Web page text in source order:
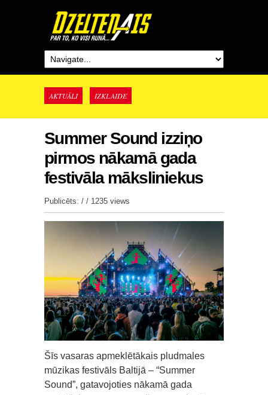
AKTUĀLI IZKLAIDE
Summer Sound izziņo
pirmos nākamā gada
festivāla māksliniekus
Publicēts: / / 1235 views
Šīs vasaras apmeklētākais pludmales
mūzikas festivāls Baltijā – “Summer
Sound”, gatavojoties nākamā gada